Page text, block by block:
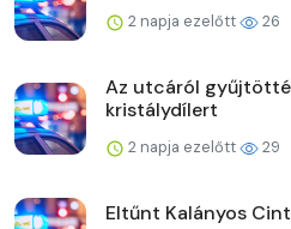
2 napja ezelőtt 26
Az utcáról
kristálydílert
2 napja ezelőtt 29
Eltűnt Kalányos